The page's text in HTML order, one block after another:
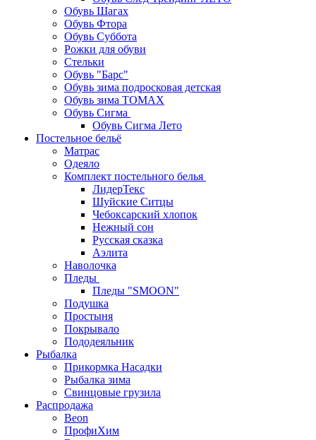
Обувь Шагах
Обувь Фтора
Обувь Суббота
Рожки для обуви
Стельки
Обувь "Барс"
Обувь зима подросковая детская
Обувь зима ТОМАХ
Обувь Сигма
Обувь Сигма Лето
Постельное бельё
Матрас
Одеяло
Комплект постельного белья
ЛидерТекс
Шуйские Ситцы
Чебоксарский хлопок
Нежный сон
Русская сказка
Аэлита
Наволочка
Пледы
Пледы "SMOON"
Подушка
Простыня
Покрывало
Пододеяльник
Рыбалка
Прикормка Насадки
Рыбалка зима
Свинцовые грузила
Распродажа
Beon
ПрофиХим